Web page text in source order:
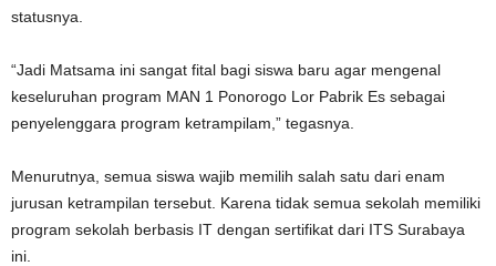
statusnya.
“Jadi Matsama ini sangat fital bagi siswa baru agar mengenal
keseluruhan program MAN 1 Ponorogo Lor Pabrik Es sebagai
penyelenggara program ketrampilam,” tegasnya.
Menurutnya, semua siswa wajib memilih salah satu dari enam
jurusan ketrampilan tersebut. Karena tidak semua sekolah memiliki
program sekolah berbasis IT dengan sertifikat dari ITS Surabaya
ini.